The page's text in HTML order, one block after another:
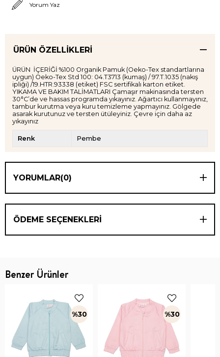
Yorum Yaz
ÜRÜN ÖZELLIKLERI
ÜRÜN İÇERİĞİ %100 Organik Pamuk (Oeko-Tex standartlarına
uygun) Oeko-Tex Std 100: 04.T3713 (kumaş) / 97.T.1035 (nakış
ipliği) /19.HTR.93338 (etiket) FSC sertifikalı karton etiket.
YIKAMA VE BAKIM TALİMATLARI Çamaşır makinasında tersten
30°C’de ve hassas programda yıkayınız. Ağartıcı kullanmayınız,
tambur kurutma veya kuru temizleme yapmayınız. Gölgede
asarak kurutunuz ve tersten ütüleyiniz. Çevre için daha az
yıkayınız
Renk Pembe
YORUMLAR(0)
ÖDEME SEÇENEKLERI
Benzer Ürünler
%30 %30